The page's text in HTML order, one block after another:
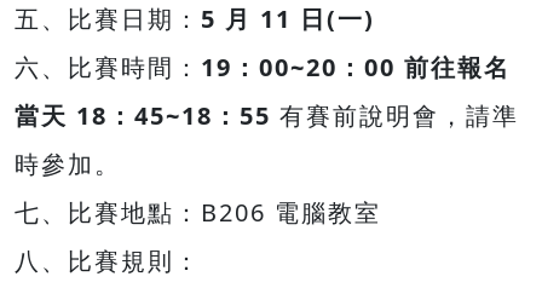
五、比賽日期： 5 月 11 日(一)
六、比賽時間： 19：00~20：00 前往報名
當天 18：45~18：55 有賽前說明會，請準
時參加。
七、比賽地點：B206 電腦教室
八、比賽規則：